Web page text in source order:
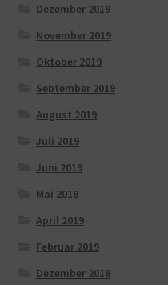
Dezember 2019
November 2019
Oktober 2019
September 2019
August 2019
Juli 2019
Juni 2019
Mai 2019
April 2019
Februar 2019
Dezember 2018